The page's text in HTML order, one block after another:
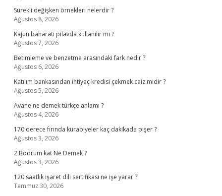
Sürekli değişken örnekleri nelerdir ?
Ağustos 8, 2026
Kajun baharatı pilavda kullanılır mı ?
Ağustos 7, 2026
Betimleme ve benzetme arasındaki fark nedir ?
Ağustos 6, 2026
Katılım bankasından ihtiyaç kredisi çekmek caiz midir ?
Ağustos 5, 2026
Avane ne demek türkçe anlamı ?
Ağustos 4, 2026
170 derece fırında kurabiyeler kaç dakikada pişer ?
Ağustos 3, 2026
2 Bodrum kat Ne Demek ?
Ağustos 3, 2026
120 saatlik işaret dili sertifikası ne işe yarar ?
Temmuz 30, 2026